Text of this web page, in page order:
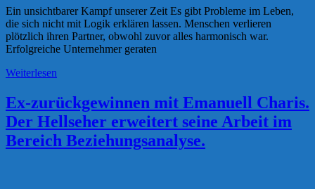
Ein unsichtbarer Kampf unserer Zeit Es gibt Probleme im Leben,
die sich nicht mit Logik erklären lassen. Menschen verlieren
plötzlich ihren Partner, obwohl zuvor alles harmonisch war.
Erfolgreiche Unternehmer geraten
Weiterlesen
Ex-zurückgewinnen mit Emanuell Charis.
Der Hellseher erweitert seine Arbeit im
Bereich Beziehungsanalyse.